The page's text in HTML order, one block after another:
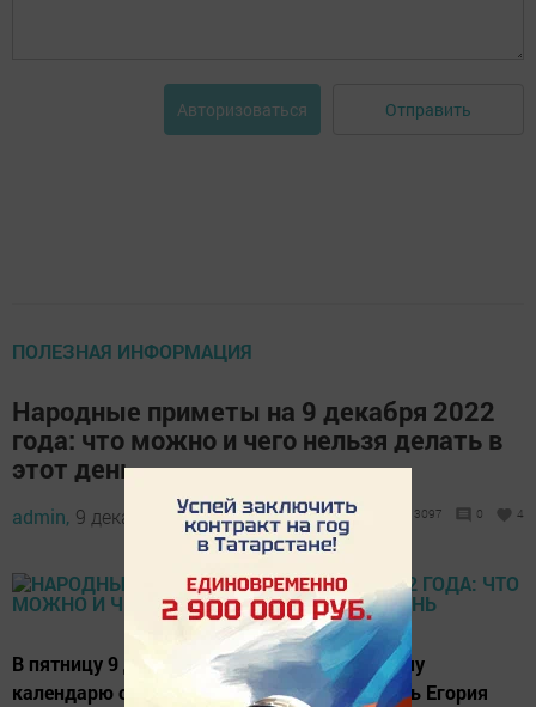
Авторизоваться Отправить
ПОЛЕЗНАЯ ИНФОРМАЦИЯ
Народные приметы на 9 декабря 2022
года: что можно и чего нельзя делать в
этот день
admin, 9 декабря 2022 - 05:15 3097 0 4
В пятницу 9 декабря 2022 года по народному
календарю отмечается Юрьев день или день Егория